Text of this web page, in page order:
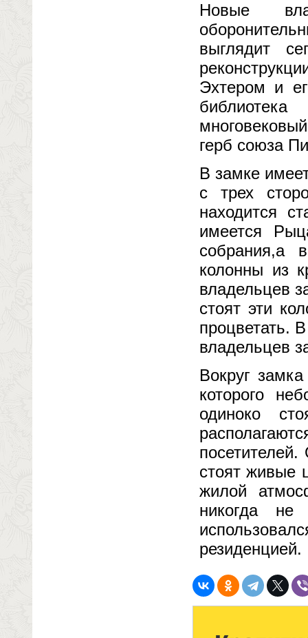
Новые
выглядит
Эхтером и
герб союза
В замке
с трех
находится
имеется
собрания,а
колонны из
владельцев
стоят эти
процветать.
владельцев
Вокруг
которого
одиноко
стоят живые
жилой
никогда
резиденцией.